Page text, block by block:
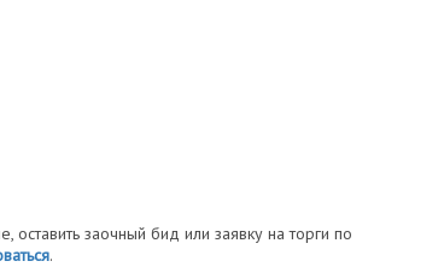
оставить заочный бид или заявку на торги по
.